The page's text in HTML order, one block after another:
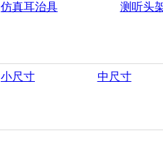
仿真耳治具 测听头
小尺寸 中尺寸